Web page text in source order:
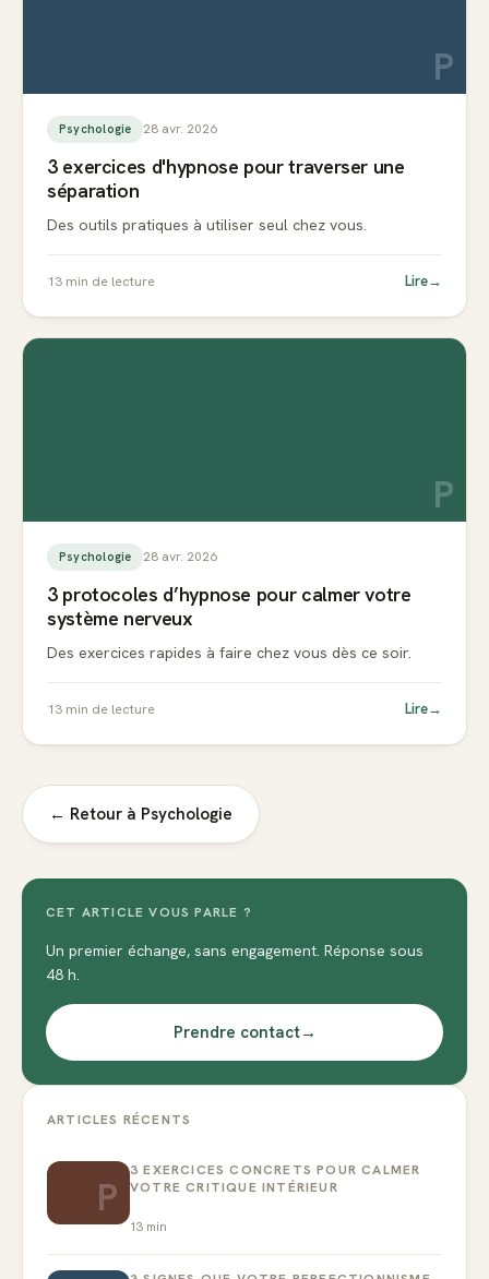
P
Psychologie 28 avr. 2026
3 exercices d'hypnose pour traverser une
séparation
Des outils pratiques à utiliser seul chez vous.
13 min de lecture Lire→
P
Psychologie 28 avr. 2026
3 protocoles d’hypnose pour calmer votre
système nerveux
Des exercices rapides à faire chez vous dès ce soir.
13 min de lecture Lire→
← Retour à Psychologie
CET ARTICLE VOUS PARLE ?
Un premier échange, sans engagement. Réponse sous
48 h.
Prendre contact→
ARTICLES RÉCENTS
P
3 EXERCICES CONCRETS POUR CALMER
VOTRE CRITIQUE INTÉRIEUR
13 min